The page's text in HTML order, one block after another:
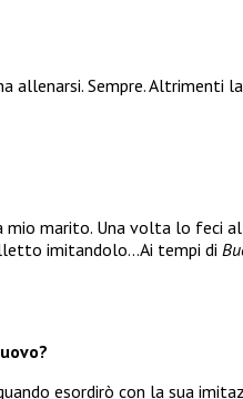
allenarsi. Sempre. Altrimenti
mio marito. Una volta lo feci
imitandolo…Ai tempi di
esordirò con la sua